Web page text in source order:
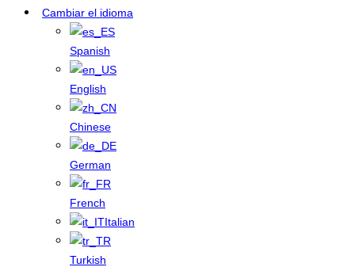
Cambiar el idioma
Spanish
English
Chinese
German
French
Italian
Turkish